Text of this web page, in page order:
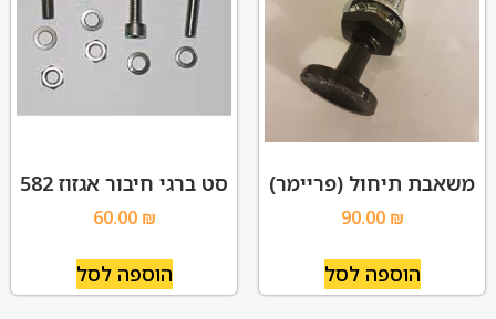
משאבת תיחול (פריימר)
90.00 ₪
הוספה לסל
סט ברגי חיבור אגזוז 582
60.00 ₪
הוספה לסל